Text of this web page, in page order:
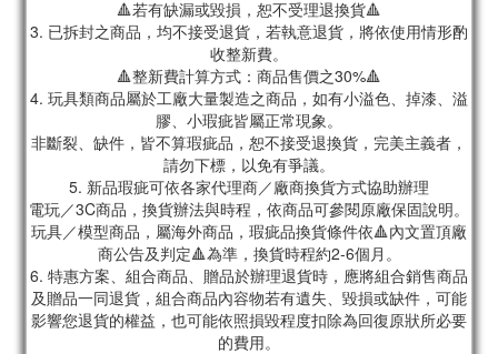
🔺若有缺漏或毀損，恕不受理退換貨🔺
3. 已拆封之商品，均不接受退貨，若執意退貨，將依使用情形酌
收整新費。
🔺整新費計算方式：商品售價之30%🔺
4. 玩具類商品屬於工廠大量製造之商品，如有小溢色、掉漆、溢
膠、小瑕疵皆屬正常現象。
非斷裂、缺件，皆不算瑕疵品，恕不接受退換貨，完美主義者，
請勿下標，以免有爭議。
5. 新品瑕疵可依各家代理商／廠商換貨方式協助辦理
電玩／3C商品，換貨辦法與時程，依商品可參閱原廠保固說明。
玩具／模型商品，屬海外商品，瑕疵品換貨條件依🔺內文置頂廠
商公告及判定🔺為準，換貨時程約2-6個月。
6. 特惠方案、組合商品、贈品於辦理退貨時，應將組合銷售商品
及贈品一同退貨，組合商品內容物若有遺失、毀損或缺件，可能
影響您退貨的權益，也可能依照損毀程度扣除為回復原狀所必要
的費用。